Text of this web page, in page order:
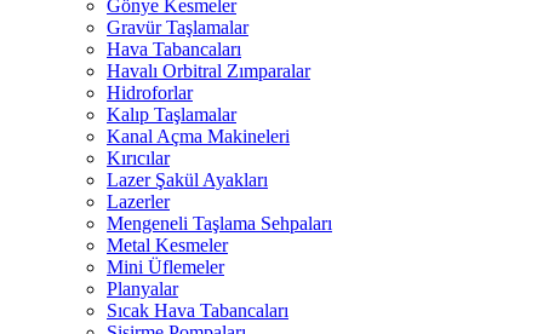
Gönye Kesmeler
Gravür Taşlamalar
Hava Tabancaları
Havalı Orbitral Zımparalar
Hidroforlar
Kalıp Taşlamalar
Kanal Açma Makineleri
Kırıcılar
Lazer Şakül Ayakları
Lazerler
Mengeneli Taşlama Sehpaları
Metal Kesmeler
Mini Üflemeler
Planyalar
Sıcak Hava Tabancaları